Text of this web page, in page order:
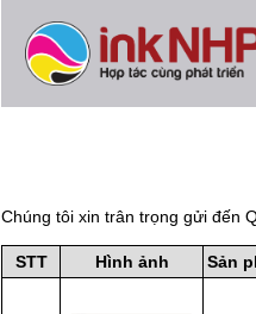
Chúng tôi xin trân trọng gửi đến
STT Hình ảnh Sản